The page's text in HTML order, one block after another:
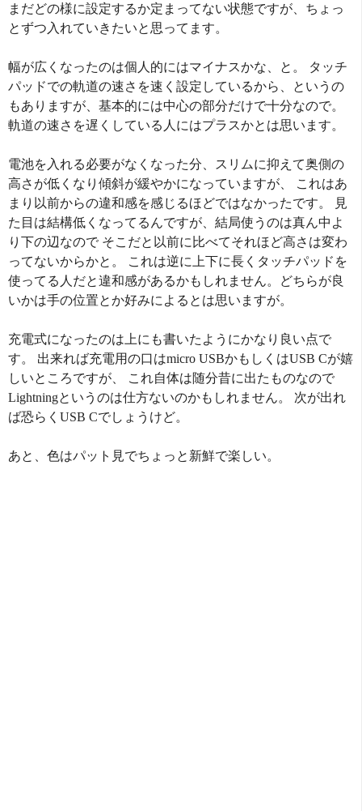
まだどの様に設定するか定まってない状態ですが、ちょっ
とずつ入れていきたいと思ってます。
幅が広くなったのは個人的にはマイナスかな、と。 タッチ
パッドでの軌道の速さを速く設定しているから、というの
もありますが、基本的には中心の部分だけで十分なので。
軌道の速さを遅くしている人にはプラスかとは思います。
電池を入れる必要がなくなった分、スリムに抑えて奥側の
高さが低くなり傾斜が緩やかになっていますが、 これはあ
まり以前からの違和感を感じるほどではなかったです。 見
た目は結構低くなってるんですが、結局使うのは真ん中よ
り下の辺なので そこだと以前に比べてそれほど高さは変わ
ってないからかと。 これは逆に上下に長くタッチパッドを
使ってる人だと違和感があるかもしれません。どちらが良
いかは手の位置とか好みによるとは思いますが。
充電式になったのは上にも書いたようにかなり良い点で
す。 出来れば充電用の口はmicro USBかもしくはUSB Cが嬉
しいところですが、 これ自体は随分昔に出たものなので
Lightningというのは仕方ないのかもしれません。 次が出れ
ば恐らくUSB Cでしょうけど。
あと、色はパット見でちょっと新鮮で楽しい。